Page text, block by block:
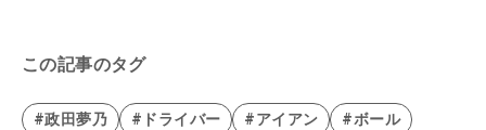
この記事のタグ
#政田夢乃 #ドライバー #アイアン
#ボール